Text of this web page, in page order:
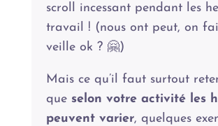
scroll incessant pendant les
travail ! (nous ont peut, on
veille ok ? 🤗)
Mais ce qu’il faut surtout
que selon votre activité les
peuvent varier, quelques